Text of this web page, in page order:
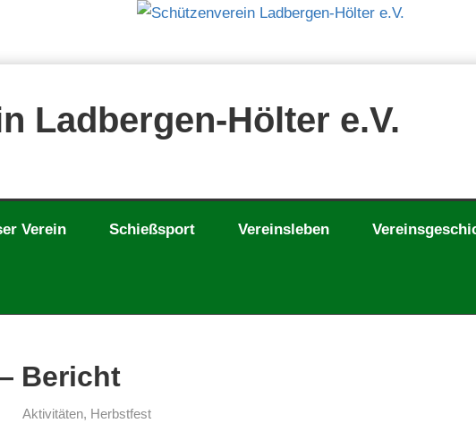
Ladbergen-Hölter e.V.
Verein Schießsport Vereinsleben
Bericht
Aktivitäten, Herbstfest